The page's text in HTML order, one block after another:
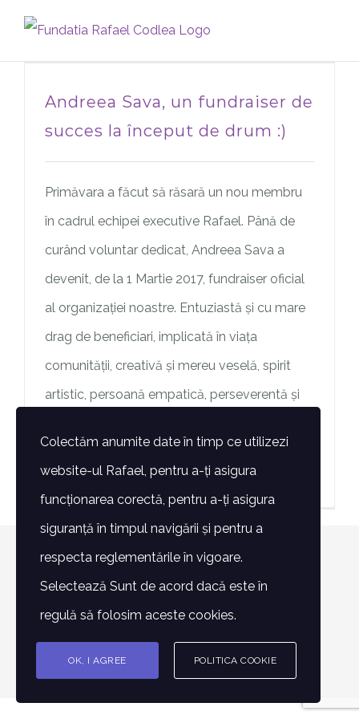
Andreea Sava, un fundraiser de
succes la început de drum :)
Primăvara a făcut să răsară un nou membru
în cadrul echipei executive Rafael. Până de
curând voluntar dedicat, Andreea Sava a
devenit, de la 1 Martie 2017, fundraiser oficial
al organizației noastre. Entuziastă și cu mare
drag de beneficiari, implicată în viața
comunității, creativă și mereu veselă, spirit
artistic, persoană empatică, perseverentă și
> Mai mult
© Copyright 2007 -2026 | Toate drepturile rezervate -
Fundatia Rafael | POWERED BYAlin Lazăr
FacebookInstagram
E-
mail:
Phone
Colectăm anumite date în timp ce utilizezi
website-ul Rafael, pentru a-ți asigura
funcționarea corectă, pentru a-ți asigura
siguranță în timpul navigării și pentru a
respecta reglementările în vigoare.
Selectează Sunt de acord dacă este în
regulă să folosim aceste cookies.
OK, I AGREE POLITICA COOKIE